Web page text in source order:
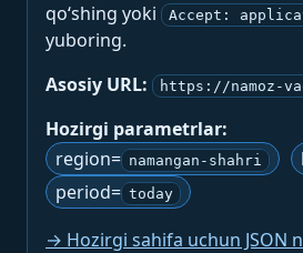
qo‘shing yoki Accept:
yuboring.
Asosiy URL:
https://namoz-
Hozirgi parametrlar:
region= namangan-shahri
period= today
→ Hozirgi sahifa uchun JSON